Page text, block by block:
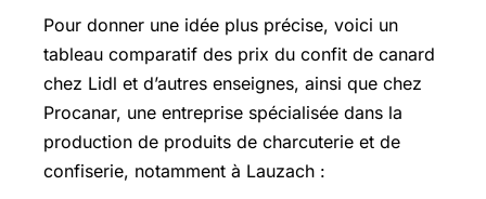
Pour donner une idée plus précise, voici un
tableau comparatif des prix du confit de canard
chez Lidl et d’autres enseignes, ainsi que chez
Procanar, une entreprise spécialisée dans la
production de produits de charcuterie et de
confiserie, notamment à Lauzach :